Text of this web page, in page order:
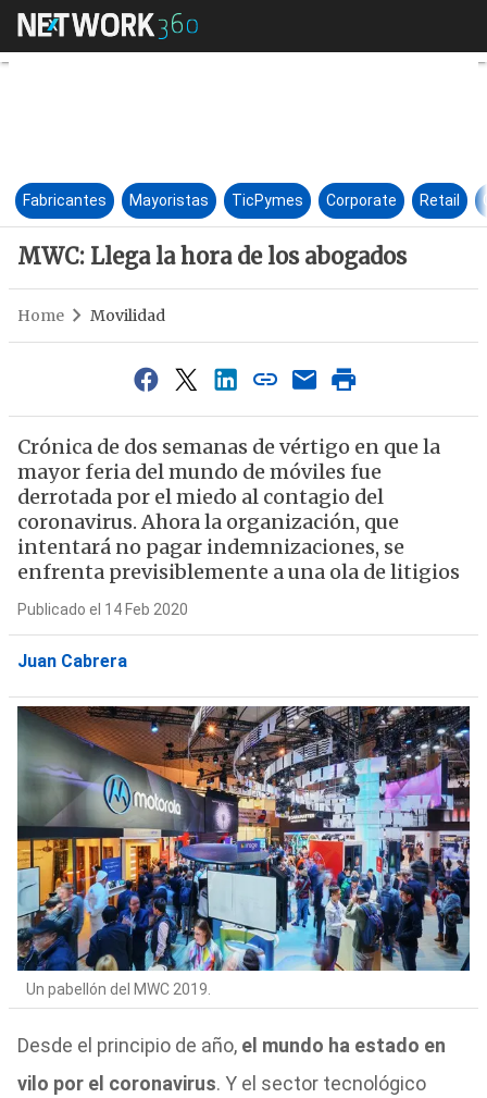
MWC: Llega la hora de los
Fabricantes Mayoristas TicPymes Corporate Retail
MWC: Llega la hora de los abogados
Home Movilidad
Crónica de dos semanas de vértigo en que la
mayor feria del mundo de móviles fue
derrotada por el miedo al contagio del
coronavirus. Ahora la organización, que
intentará no pagar indemnizaciones, se
enfrenta previsiblemente a una ola de litigios
Publicado el 14 Feb 2020
Juan Cabrera
Un pabellón del MWC 2019.
Desde el principio de año, el mundo ha estado en
vilo por el coronavirus. Y el sector tecnológico